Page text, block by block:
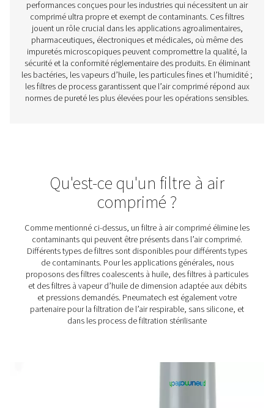
Les filtres de process sont des solutions de filtration
comprimé ultra propre et exempt de contaminants.